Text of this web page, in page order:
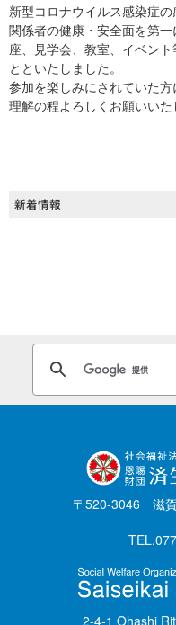
新型コロナウイルス感染症
関係者の健康・安全面を第
座、見学会、教室、イベン
とといたしました。
参加を楽しみにされていた
理解の程よろしくお願いいた
新着情報
〒520-3046 滋
2-4-1 Ohashi